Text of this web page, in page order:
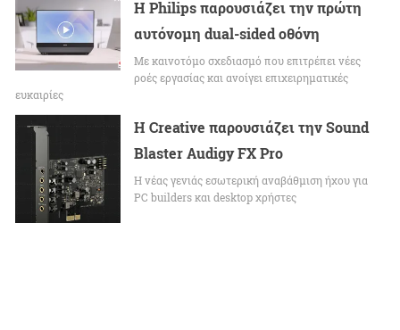
Η Philips παρουσιάζει την πρώτη
αυτόνομη dual-sided οθόνη
Με καινοτόμο σχεδιασμό που επιτρέπει νέες
ροές εργασίας και ανοίγει επιχειρηματικές
ευκαιρίες
Η Creative παρουσιάζει την Sound
Blaster Audigy FX Pro
Η νέας γενιάς εσωτερική αναβάθμιση ήχου για
PC builders και desktop χρήστες